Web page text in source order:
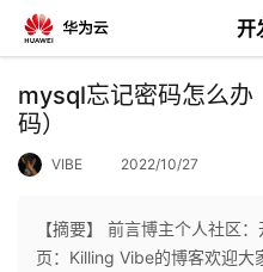
开
返
回
mysql忘记密码怎么办
码）
VIBE 2022/10/27
【摘要】 前言博主个人社区
页：Killing Vibe的博客欢迎